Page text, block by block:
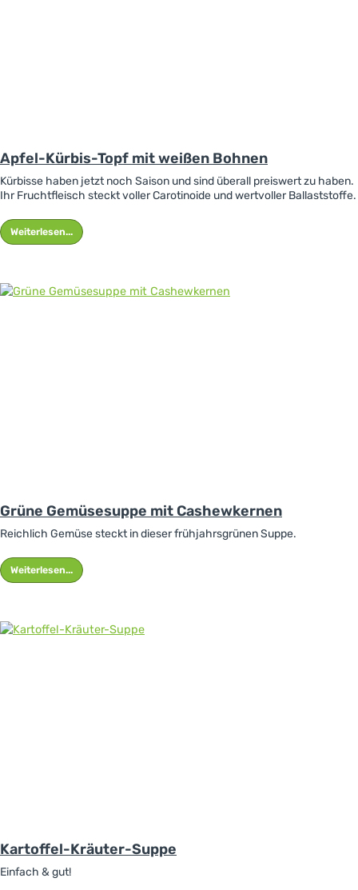
Apfel-Kürbis-Topf mit weißen Bohnen
Kürbisse haben jetzt noch Saison und sind überall preiswert zu haben.
Ihr Fruchtfleisch steckt voller Carotinoide und wertvoller Ballaststoffe.
Weiterlesen...
Grüne Gemüsesuppe mit Cashewkernen
Reichlich Gemüse steckt in dieser frühjahrsgrünen Suppe.
Weiterlesen...
Kartoffel-Kräuter-Suppe
Einfach & gut!